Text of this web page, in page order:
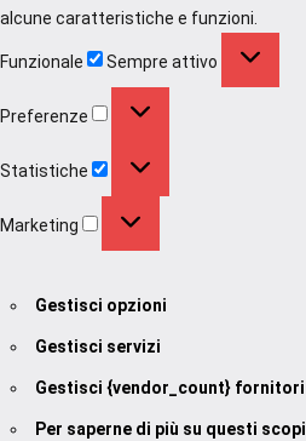
alcune caratteristiche e funzioni.
Funzionale Sempre attivo
Preferenze
Statistiche
Marketing
Gestisci opzioni
Gestisci servizi
Gestisci {vendor_count} fornitori
Per saperne di più su questi scopi